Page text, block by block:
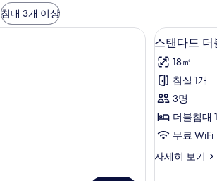
침대 3개 이상
스탠다드 싱글룸 | 이집트산 면 시트, 고급 침구, 셀렉
스
탠
다
드
더
블
사
9
스탠다드 더
18㎡
침실 1개
3명
더블침대
무료 WiFi
자세히 보기
스